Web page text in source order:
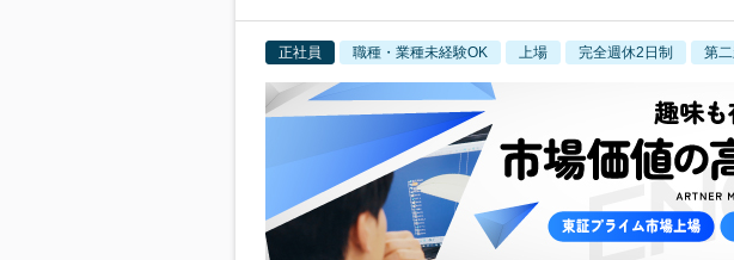
正社員 職種・業種未経験OK 上場 完全週休2日制 第